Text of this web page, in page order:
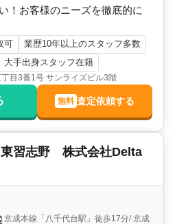
辺五丁目
建物面積:102㎡
！お客様のニーズを徹底的に
可
業歴10年以上のスタッフ多数
大手出身スタッフ在籍
目3番1号 サンライズビル3階
無料 査定依頼する
東習志野 株式会社Delta
京成本線「八千代台駅」徒歩17分/ 京成